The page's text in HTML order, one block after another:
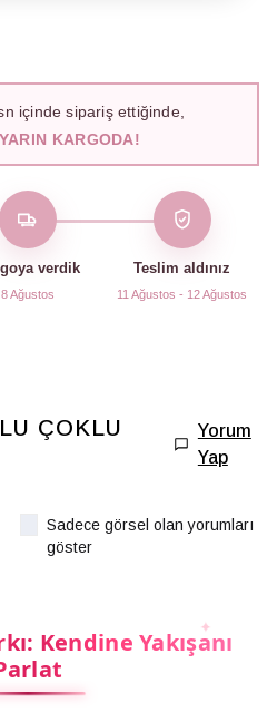
içinde sipariş ettiğinde,
KARGODA!
verdik
8 Ağustos
Teslim aldınız
11 Ağustos - 12 Ağustos
ÇOKLU
Yorum
Yap
Sadece görsel olan yorumları
göster
Kendine Yakışanı